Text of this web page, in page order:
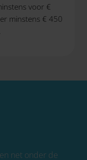
voor €
minstens € 450
net onder de